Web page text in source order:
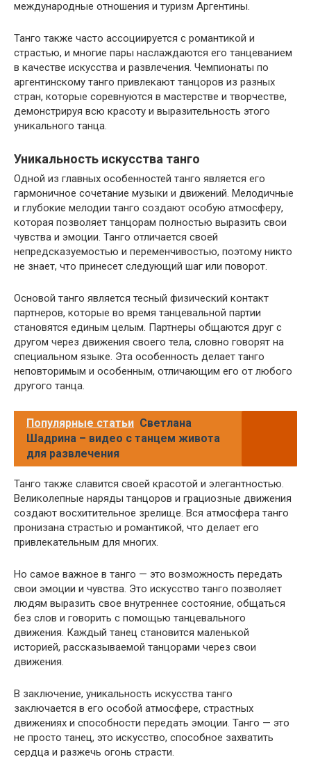
международные отношения и туризм Аргентины.
Танго также часто ассоциируется с романтикой и
страстью, и многие пары наслаждаются его танцеванием
в качестве искусства и развлечения. Чемпионаты по
аргентинскому танго привлекают танцоров из разных
стран, которые соревнуются в мастерстве и творчестве,
демонстрируя всю красоту и выразительность этого
уникального танца.
Уникальность искусства танго
Одной из главных особенностей танго является его
гармоничное сочетание музыки и движений. Мелодичные
и глубокие мелодии танго создают особую атмосферу,
которая позволяет танцорам полностью выразить свои
чувства и эмоции. Танго отличается своей
непредсказуемостью и переменчивостью, поэтому никто
не знает, что принесет следующий шаг или поворот.
Основой танго является тесный физический контакт
партнеров, которые во время танцевальной партии
становятся единым целым. Партнеры общаются друг с
другом через движения своего тела, словно говорят на
специальном языке. Эта особенность делает танго
неповторимым и особенным, отличающим его от любого
другого танца.
Популярные статьи Светлана
Шадрина – видео с танцем живота
для развлечения
Танго также славится своей красотой и элегантностью.
Великолепные наряды танцоров и грациозные движения
создают восхитительное зрелище. Вся атмосфера танго
пронизана страстью и романтикой, что делает его
привлекательным для многих.
Но самое важное в танго — это возможность передать
свои эмоции и чувства. Это искусство танго позволяет
людям выразить свое внутреннее состояние, общаться
без слов и говорить с помощью танцевального
движения. Каждый танец становится маленькой
историей, рассказываемой танцорами через свои
движения.
В заключение, уникальность искусства танго
заключается в его особой атмосфере, страстных
движениях и способности передать эмоции. Танго — это
не просто танец, это искусство, способное захватить
сердца и разжечь огонь страсти.